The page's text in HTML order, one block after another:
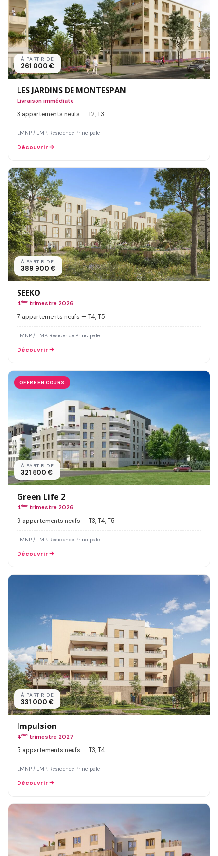
À PARTIR DE
261 000 €
LES JARDINS DE MONTESPAN
Livraison immédiate
3 appartements neufs — T2, T3
LMNP / LMP, Residence Principale
Découvrir
À PARTIR DE
389 900 €
SEEKO
4ème trimestre 2026
7 appartements neufs — T4, T5
LMNP / LMP, Residence Principale
Découvrir
OFFRE EN COURS
À PARTIR DE
321 500 €
Green Life 2
4ème trimestre 2026
9 appartements neufs — T3, T4, T5
LMNP / LMP, Residence Principale
Découvrir
À PARTIR DE
331 000 €
Impulsion
4ème trimestre 2027
5 appartements neufs — T3, T4
LMNP / LMP, Residence Principale
Découvrir